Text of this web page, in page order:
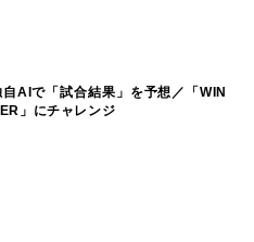
自AIで「試合結果」を予想／「WIN
」にチャレンジ